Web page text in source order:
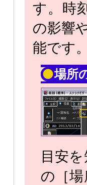
す。時
の影響
能です。
場所
目安
の［